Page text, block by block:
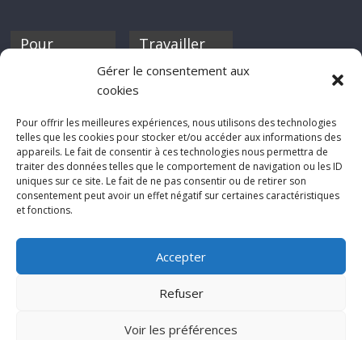
Gérer le consentement aux
cookies
Pour offrir les meilleures expériences, nous utilisons des technologies
telles que les cookies pour stocker et/ou accéder aux informations des
appareils. Le fait de consentir à ces technologies nous permettra de
traiter des données telles que le comportement de navigation ou les ID
uniques sur ce site. Le fait de ne pas consentir ou de retirer son
consentement peut avoir un effet négatif sur certaines caractéristiques
et fonctions.
Accepter
Refuser
Voir les préférences
Pour
discothèque
Travailler
Si tu souhaites
Rocknfool, n'hésite
pas à nous envoyer
tes chroniques de
concerts, de films,
séries ou des billets
d'humeur :
net